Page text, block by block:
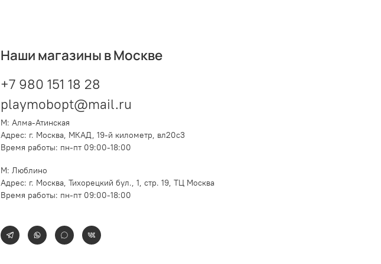
Наши магазины в Москве
+7 980 151 18 28
playmobopt@mail.ru
М: Алма-Атинская
Адрес: г. Москва, МКАД, 19-й километр, вл20с3
Время работы: пн-пт 09:00-18:00
М: Люблино
Адрес: г. Москва, Тихорецкий бул., 1, стр. 19, ТЦ Москва
Время работы: пн-пт 09:00-18:00